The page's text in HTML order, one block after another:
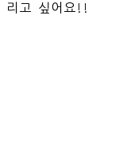
리고 싶어요!!